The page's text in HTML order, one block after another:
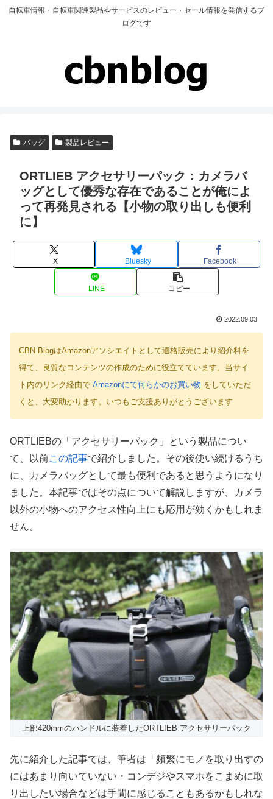
自転車情報・自転車関連製品やサービスのレビュー・セール情報を発信するブ
ログです
バッグ 製品レビュー
ORTLIEB アクセサリーパック：カメラバ
ッグとして優秀な存在であることが俺によ
って再発見される【小物の取り出しも便利
に】
X Bluesky Facebook
LINE コピー
2022.09.03
CBN BlogはAmazonアソシエイトとして適格販売により紹介料を
得て、良質なコンテンツの作成のために役立てています。当サイ
ト内のリンク経由で Amazonにて何らかのお買い物 をしていただ
くと、大変助かります。いつもご支援ありがとうございます
ORTLIEBの「アクセサリーパック」という製品につい
て、以前この記事で紹介しました。その後使い続けるうち
に、カメラバッグとして最も便利であると思うようになり
ました。本記事ではその点について解説しますが、カメラ
以外の小物へのアクセス性向上にも応用が効くかもしれま
せん。
上部420mmのハンドルに装着したORTLIEB アクセサリーパック
先に紹介した記事では、筆者は「頻繁にモノを取り出すの
にはあまり向いていない・コンデジやスマホをこまめに取
り出したい場合などは手間に感じることもあるかもしれな